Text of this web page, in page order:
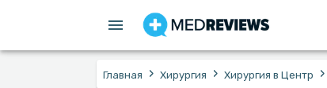
Главная › Хирургия › Хирургия в Центр ›